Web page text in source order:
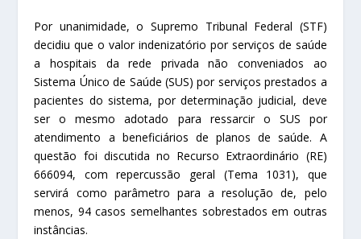
Por unanimidade, o Supremo Tribunal Federal (STF)
decidiu que o valor indenizatório por serviços de saúde
a hospitais da rede privada não conveniados ao
Sistema Único de Saúde (SUS) por serviços prestados a
pacientes do sistema, por determinação judicial, deve
ser o mesmo adotado para ressarcir o SUS por
atendimento a beneficiários de planos de saúde. A
questão foi discutida no Recurso Extraordinário (RE)
666094, com repercussão geral (Tema 1031), que
servirá como parâmetro para a resolução de, pelo
menos, 94 casos semelhantes sobrestados em outras
instâncias.